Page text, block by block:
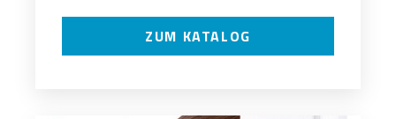
ZUM KATALOG